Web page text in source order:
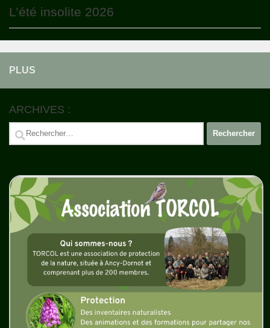
L’été insolite 2026
PLUS
ARCHIVES :
Rechercher :